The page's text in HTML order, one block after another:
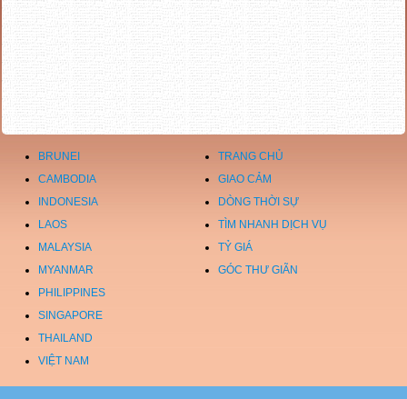
BRUNEI
TRANG CHỦ
CAMBODIA
GIAO CẢM
INDONESIA
DÒNG THỜI SỰ
LAOS
TÌM NHANH DỊCH VỤ
MALAYSIA
TỶ GIÁ
MYANMAR
GÓC THƯ GIÃN
PHILIPPINES
SINGAPORE
THAILAND
VIỆT NAM